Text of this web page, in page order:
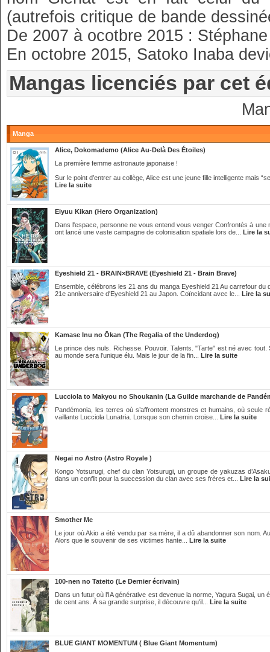
(autrefois critique de bande
De 2007 à ocotbre 2015 :
En octobre 2015, Satoko Inaba
Mangas licenciés par cet
Manga
Alice, Dokomademo (Alice Au-Delà Des Étoiles)
La première femme astronaute japonaise !
Sur le point d’entrer au collège, Alice est une jeune fille intelligente mais
Lire la suite
Eiyuu Kikan (Hero Organization)
Dans l'espace, personne ne vous entend vous venger Confrontés à
ont lancé une vaste campagne de colonisation spatiale lors de... Lire la
Eyeshield 21 - BRAIN×BRAVE (Eyeshield 21 - Brain Brave)
Ensemble, célébrons les 21 ans du manga Eyeshield 21 Au carrefour
21e anniversaire d'Eyeshield 21 au Japon. Coïncidant avec le... Lire la
Kamase Inu no Ōkan (The Regalia of the Underdog)
Le prince des nuls. Richesse. Pouvoir. Talents. "Tarte" est né avec
au monde sera l’unique élu. Mais le jour de la fin... Lire la suite
Lucciola to Makyou no Shoukanin (La Guilde marchande de
Pandémonia, les terres où s’affrontent monstres et humains, où
vaillante Lucciola Lunatria. Lorsque son chemin croise... Lire la suite
Negai no Astro (Astro Royale )
Kongo Yotsurugi, chef du clan Yotsurugi, un groupe de yakuzas
dans un conflit pour la succession du clan avec ses frères et... Lire la
Smother Me
Le jour où Akio a été vendu par sa mère, il a dû abandonner son nom.
Alors que le souvenir de ses victimes hante... Lire la suite
100-nen no Tateito (Le Dernier écrivain)
Dans un futur où l'IA générative est devenue la norme, Yagura Sugai,
de cent ans. À sa grande surprise, il découvre qu'il... Lire la suite
BLUE GIANT MOMENTUM ( Blue Giant Momentum)